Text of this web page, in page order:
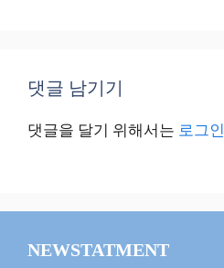
댓글 남기기
댓글을 달기 위해서는 로그인
NEWSTATMENT